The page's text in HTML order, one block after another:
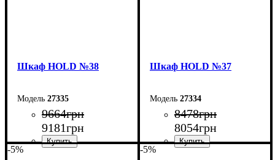
Шкаф НOLD №38
27335
9664грн
9181грн
Шкаф НOLD №37
27334
8478грн
8054грн
-5% -5%